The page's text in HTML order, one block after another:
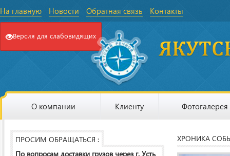
На главную Новости Обратная связь Контакты
Версия для слабовидящих
О компании Клиенту Фотогалерея
ПРОСИМ ОБРАЩАТЬСЯ :
По вопросам доставки грузов через г. Усть
ХРОНИКА